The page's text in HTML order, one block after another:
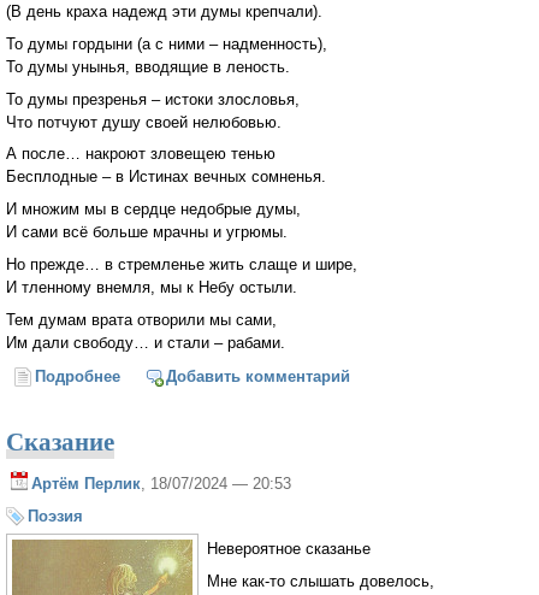
(В день краха надежд эти думы крепчали).
То думы гордыни (а с ними – надменность),
То думы унынья, вводящие в леность.
То думы презренья – истоки злословья,
Что потчуют душу своей нелюбовью.
А после… накроют зловещею тенью
Бесплодные – в Истинах вечных сомненья.
И множим мы в сердце недобрые думы,
И сами всё больше мрачны и угрюмы.
Но прежде… в стремленье жить слаще и шире,
И тленному внемля, мы к Небу остыли.
Тем думам врата отворили мы сами,
Им дали свободу… и стали – рабами.
Подробнее о Недобрые думы
Добавить комментарий
Сказание
Артём Перлик, 18/07/2024 — 20:53
Поэзия
Невероятное сказанье
Мне как-то слышать довелось,